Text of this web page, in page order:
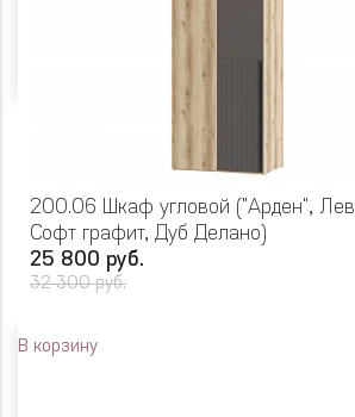
200.06 Шкаф угловой ("Арден",
Софт графит, Дуб Делано)
25 800 руб.
32 300 руб.
В корзину